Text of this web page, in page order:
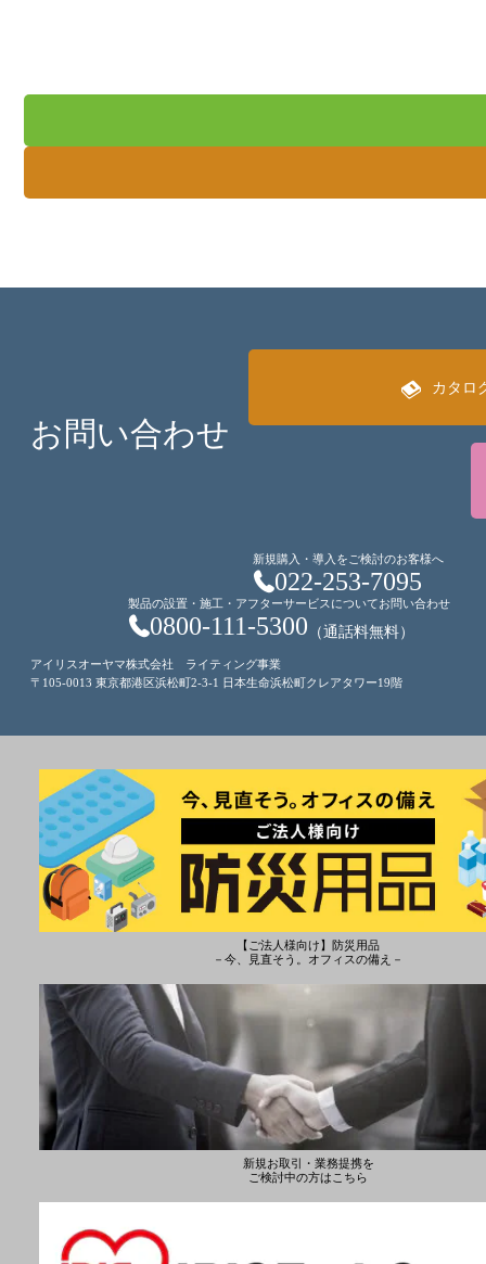
お問い合わせ
カタロ
新規購入・導入をご検討のお客様へ
022-253-7095
製品の設置・施工・アフターサービスについてお問い合わせ
0800-111-5300 （通話料無料）
アイリスオーヤマ株式会社 ライティング事業
〒105-0013 東京都港区浜松町2-3-1 日本生命浜松町クレアタワー19階
【ご法人様向け】防災用品
－今、見直そう。オフィスの備え－
新規お取引・業務提携を
ご検討中の方はこちら